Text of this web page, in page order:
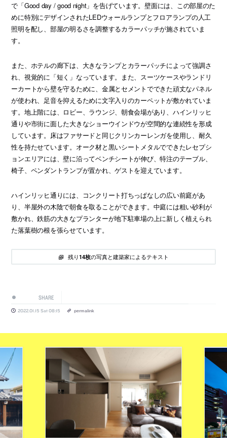
で「Good day / good night」を告げています。壁面には、この部屋のた
めに特別にデザインされたLEDウォールランプとフロアランプの人工
照明を配し、部屋の明るさを調整するカラーパッチが施されていま
す。
また、ホテルの廊下は、大きなランプとカラーパッチによって強調さ
れ、視覚的に「短く」なっています。また、スーツケースやランドリ
ーカートから壁を守るために、金属とセメントでできた頑丈なパネル
が使われ、足音を抑えるために文字入りのカーペットが敷かれていま
す。地上階には、ロビー、ラウンジ、朝食会場があり、ハインリッヒ
通りや市街に面した大きなショーウインドウが空間的な連続性を形成
しています。床はファサードと同じクリンカーレンガを使用し、耐久
性を持たせています。オーク材と黒いシートメタルでできたレセプシ
ョンエリアには、壁に沿ってベンチシートが伸び、特注のテーブル、
椅子、ペンダントランプが置かれ、ゲストを迎えています。
ハインリッヒ通りには、コンクリート打ちっぱなしの広い前庭があ
り、半屋外の木陰で朝食を取ることができます。中庭には粗い砂利が
敷かれ、鉄筋の大きなプランターが地下駐車場の上に新しく植えられ
た落葉樹の根を張らせています。
残り14枚の写真と建築家によるテキスト
SHARE
2022.01.15 Sat 08:15 permalink